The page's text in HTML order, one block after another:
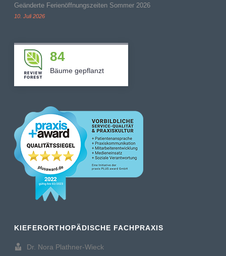
Geänderte Ferienöffnungszeiten Sommer 2026
10. Juli 2026
84
Bäume gepflanzt
KIEFERORTHOPÄDISCHE FACHPRAXIS
Dr. Nora Plathner-Wieck